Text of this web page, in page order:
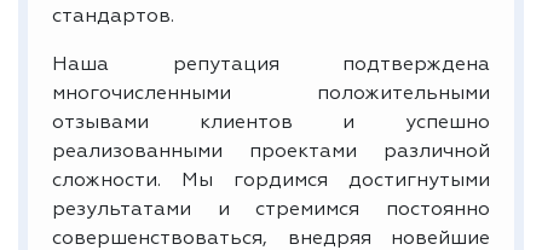
стандартов.
Наша репутация подтверждена
многочисленными положительными
отзывами клиентов и успешно
реализованными проектами различной
сложности. Мы гордимся достигнутыми
результатами и стремимся постоянно
совершенствоваться, внедряя новейшие